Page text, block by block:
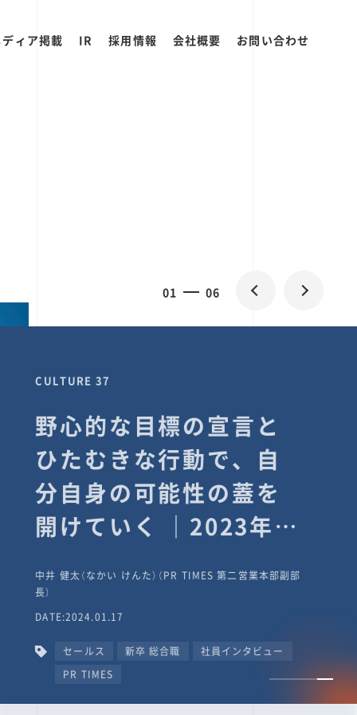
ィア掲載 IR 採用情報 会社概要 お問い合わせ
01 06
CULTURE 37
野心的な目標の宣言と
ひたむきな行動で、自
分自身の可能性の蓋を
開けていく ｜2023年度
タビュー #PR
TIMESな人たち
中井 健太（なかい けんた）（PR TIMES 第二営業本部副部
長）
DATE:2024.01.17
セールス 新卒 総合職
社員インタビュー
PR TIMES